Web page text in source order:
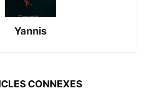
Yannis
CONNEXES